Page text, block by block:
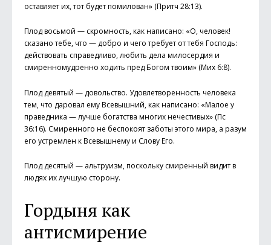
оставляет их, тот будет помилован» (Притч 28:13).
Плод восьмой — скромность, как написано: «О, человек!
сказано тебе, что — добро и чего требует от тебя Господь:
действовать справедливо, любить дела милосердия и
смиренномудренно ходить пред Богом твоим» (Мих 6:8).
Плод девятый — довольство. Удовлетворенность человека
тем, что даровал ему Всевышний, как написано: «Малое у
праведника — лучше богатства многих нечестивых» (Пс
36:16). Смиренного не беспокоят заботы этого мира, а разум
его устремлен к Всевышнему и Слову Его.
Плод десятый — альтруизм, поскольку смиренный видит в
людях их лучшую сторону.
Гордыня как
антисмирение